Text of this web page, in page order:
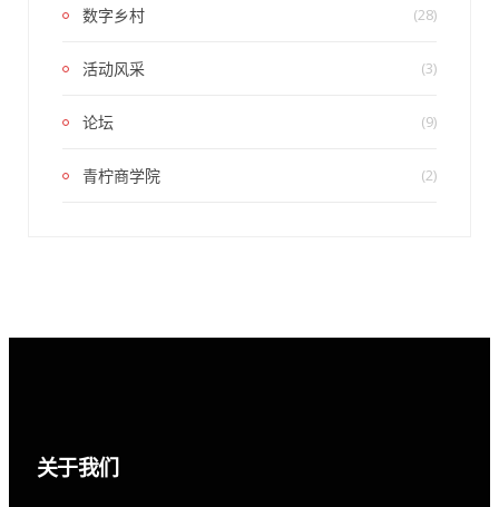
数字乡村 (28)
活动风采 (3)
论坛 (9)
青柠商学院 (2)
关于我们